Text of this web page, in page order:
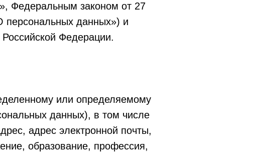
Федеральным законом от 27
данных») и
Федерации.
или определяемому
данных), в том числе
адрес электронной почты,
образование, профессия,